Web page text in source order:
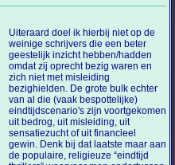
Uiteraard doel ik hierbij niet op de
weinige schrijvers die een beter
geestelijk inzicht hebben/hadden
omdat zij oprecht bezig waren en
zich niet met misleiding
bezighielden. De grote bulk echter
van al die (vaak bespottelijke)
eindtijdscenario's zijn voortgekomen
uit bedrog, uit misleiding, uit
sensatiezucht of uit financieel
gewin. Denk bij dat laatste maar aan
de populaire, religieuze “eindtijd